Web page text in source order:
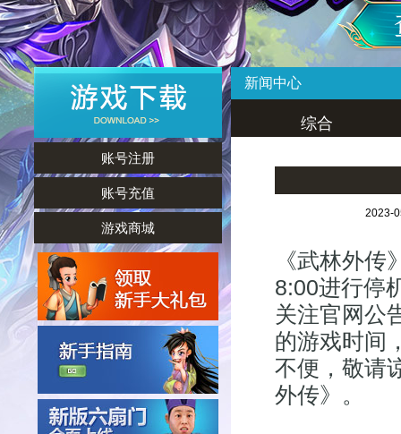
账号注册
账号充值
游戏商城
新闻中心
综合
2023-
《武林外
8:00进行停
关注官网公
的游戏时间
不便，敬请
外传》。